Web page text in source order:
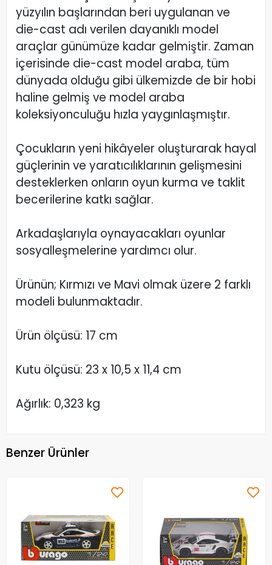
yüzyılın başlarından beri uygulanan ve
die-cast adı verilen dayanıklı model
araçlar günümüze kadar gelmiştir. Zaman
içerisinde die-cast model araba, tüm
dünyada olduğu gibi ülkemizde de bir hobi
haline gelmiş ve model araba
koleksiyonculuğu hızla yaygınlaşmıştır.
Çocukların yeni hikâyeler oluşturarak hayal
güçlerinin ve yaratıcılıklarının gelişmesini
desteklerken onların oyun kurma ve taklit
becerilerine katkı sağlar.
Arkadaşlarıyla oynayacakları oyunlar
sosyalleşmelerine yardımcı olur.
Ürünün; Kırmızı ve Mavi olmak üzere 2 farklı
modeli bulunmaktadır.
Ürün ölçüsü: 17 cm
Kutu ölçüsü: 23 x 10,5 x 11,4 cm
Ağırlık: 0,323 kg
Benzer Ürünler